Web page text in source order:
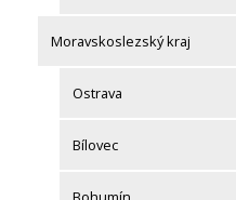
Moravskoslezský kraj
Ostrava
Bílovec